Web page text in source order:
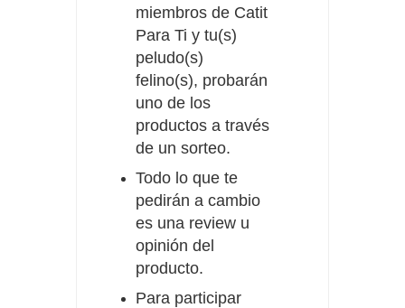
miembros de Catit
Para Ti y tu(s)
peludo(s)
felino(s), probarán
uno de los
productos a través
de un sorteo.
Todo lo que te
pedirán a cambio
es una review u
opinión del
producto.
Para participar